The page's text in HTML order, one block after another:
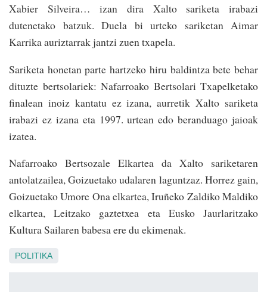
Xabier Silveira… izan dira Xalto sariketa irabazi
dutenetako batzuk. Duela bi urteko sariketan Aimar
Karrika auriztarrak jantzi zuen txapela.
Sariketa honetan parte hartzeko hiru baldintza bete behar
dituzte bertsolariek: Nafarroako Bertsolari Txapelketako
finalean inoiz kantatu ez izana, aurretik Xalto sariketa
irabazi ez izana eta 1997. urtean edo beranduago jaioak
izatea.
Nafarroako Bertsozale Elkartea da Xalto sariketaren
antolatzailea, Goizuetako udalaren laguntzaz. Horrez gain,
Goizuetako Umore Ona elkartea, Iruñeko Zaldiko Maldiko
elkartea, Leitzako gaztetxea eta Eusko Jaurlaritzako
Kultura Sailaren babesa ere du ekimenak.
POLITIKA